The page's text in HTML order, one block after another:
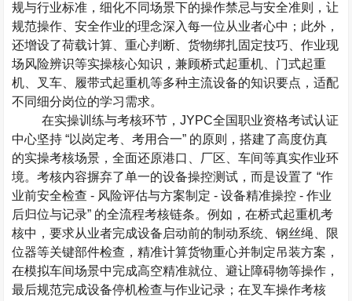
规与行业标准，细化不同场景下的操作禁忌与安全准则，让
规范操作、安全作业的理念深入每一位从业者心中；此外，
还增设了荷载计算、重心判断、货物绑扎固定技巧、作业现
场风险辨识等实操核心知识，兼顾桥式起重机、门式起重
机、叉车、履带式起重机等多种主流设备的知识要点，适配
不同细分岗位的学习需求。
在实操训练与考核环节， JYPC全国职业资格考试认证
中心坚持 “以岗定考、考用合一” 的原则，搭建了高度仿真
的实操考核场景，全面还原港口、厂区、车间等真实作业环
境。考核内容摒弃了单一的设备操控测试，而是设置了 “作
业前安全检查 - 风险评估与方案制定 -设备精准操控 -作业
后归位与记录” 的全流程考核链条。例如，在桥式起重机考
核中，要求从业者完成设备启动前的制动系统、钢丝绳、限
位器等关键部件检查，精准计算货物重心并制定吊装方案，
在模拟车间场景中完成高空精准就位、避让障碍物等操作，
最后规范完成设备停机检查与作业记录；在叉车操作考核